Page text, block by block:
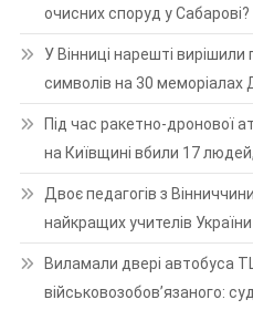
очисних споруд у Сабарові?
У Вінниці нарешті
символів на 30 меморіалах
Під час ракетно-дронової
на Київщині вбили 17
Двоє педагогів з
найкращих учителів України
Виламали двері автобуса
військовозобов’язаного: